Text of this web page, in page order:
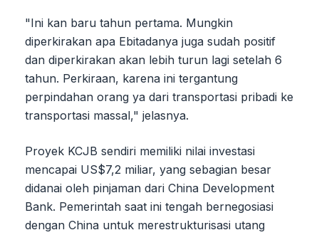
"Ini kan baru tahun pertama. Mungkin
diperkirakan apa Ebitadanya juga sudah positif
dan diperkirakan akan lebih turun lagi setelah 6
tahun. Perkiraan, karena ini tergantung
perpindahan orang ya dari transportasi pribadi ke
transportasi massal," jelasnya.
Proyek KCJB sendiri memiliki nilai investasi
mencapai US$7,2 miliar, yang sebagian besar
didanai oleh pinjaman dari China Development
Bank. Pemerintah saat ini tengah bernegosiasi
dengan China untuk merestrukturisasi utang